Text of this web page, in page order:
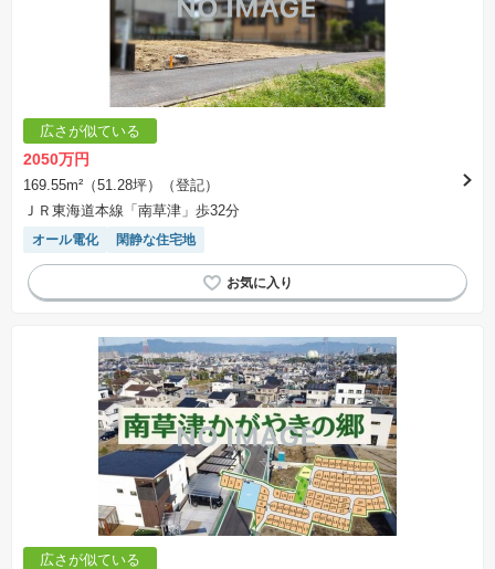
広さが似ている
2050万円
169.55m²（51.28坪）（登記）
ＪＲ東海道本線「南草津」歩32分
オール電化 閑静な住宅地
広さが似ている